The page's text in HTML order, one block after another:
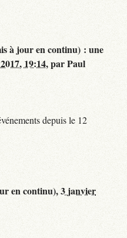
à jour en continu) : une
19:14,parPaul
depuis le 12
en continu),3 janvier